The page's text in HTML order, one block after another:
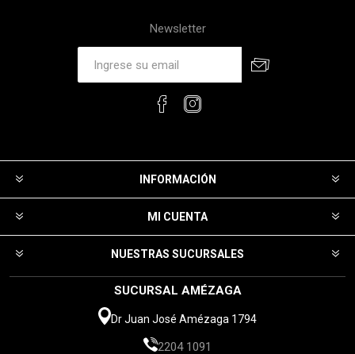
Newsletter
INFORMACIÓN
MI CUENTA
NUESTRAS SUCURSALES
SUCURSAL AMÉZAGA
Dr Juan José Amézaga 1794
2204 1091